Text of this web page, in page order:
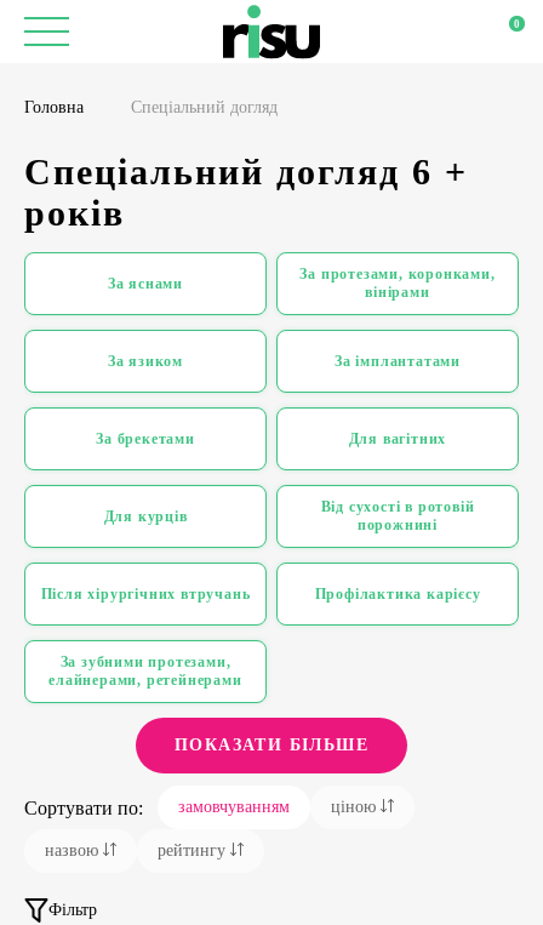
0
Головна Спеціальний догляд
Спеціальний догляд 6 +
років
За яснами
За протезами, коронками,
вінірами
За язиком За імплантатами
За брекетами Для вагітних
Для курців
Від сухості в ротовій
порожнині
Після хірургічних втручань Профілактика карієсу
За зубними протезами,
елайнерами, ретейнерами
ПОКАЗАТИ БІЛЬШЕ
Сортувати по: замовчуванням ціною
назвою рейтингу
Фільтр